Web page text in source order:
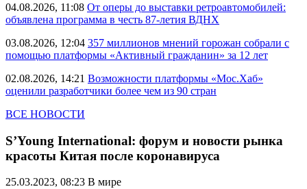
04.08.2026, 11:08 От оперы до выставки ретроавтомобилей:
объявлена программа в честь 87-летия ВДНХ
03.08.2026, 12:04 357 миллионов мнений горожан собрали с
помощью платформы «Активный гражданин» за 12 лет
02.08.2026, 14:21 Возможности платформы «Мос.Хаб»
оценили разработчики более чем из 90 стран
ВСЕ НОВОСТИ
S’Young International: форум и новости рынка
красоты Китая после коронавируса
25.03.2023, 08:23 В мире